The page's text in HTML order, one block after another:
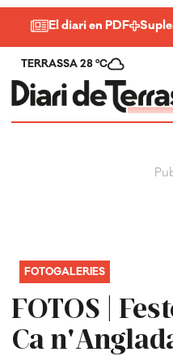
El diari en PDF
TERRASSA 28 ºC
FOTOS |
Ca
FOTOGALERIES